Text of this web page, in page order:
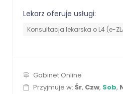
Lekarz oferuje usługi:
Konsultacja lekarska o L4 (e-
Gabinet Online
Przyjmuje w: Śr, Czw, Sob,